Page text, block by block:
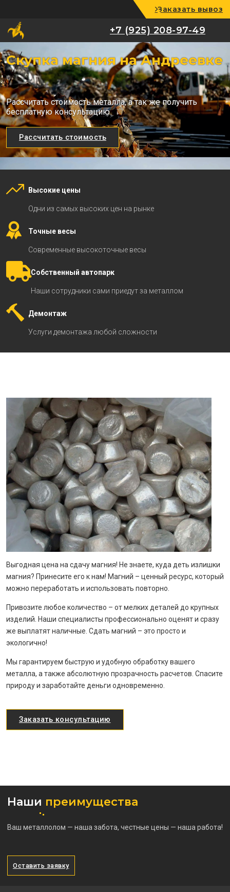
+7 (925) 208-97-49
Заказать вывоз
+7 (925) 208-97-49
Скупка магния на Андреевке
Рассчитать стоимость металла, а так же получить
бесплатную консультацию
Рассчитать стоимость
Высокие цены
Одни из самых высоких цен на рынке
Точные весы
Современные высокоточные весы
Собственный автопарк
Наши сотрудники сами приедут за металлом
Демонтаж
Услуги демонтажа любой сложности
Выгодная цена на сдачу магния! Не знаете, куда деть излишки
магния? Принесите его к нам! Магний – ценный ресурс, который
можно переработать и использовать повторно.
Привозите любое количество – от мелких деталей до крупных
изделий. Наши специалисты профессионально оценят и сразу
же выплатят наличные. Сдать магний – это просто и
экологично!
Мы гарантируем быструю и удобную обработку вашего
металла, а также абсолютную прозрачность расчетов. Спасите
природу и заработайте деньги одновременно.
Заказать консультацию
Наши преимущества
Ваш металлолом — наша забота, честные цены — наша работа!
Оставить заявку